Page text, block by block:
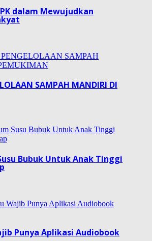
dalam Mewujudkan
SAMPAH MANDIRI DI
Bubuk Untuk Anak Tinggi
Punya Aplikasi Audiobook